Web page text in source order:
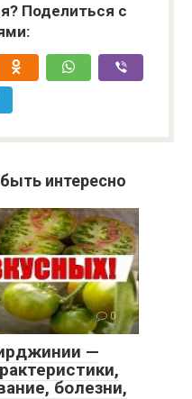
Поделиться с
интересно
0
—
болезни,